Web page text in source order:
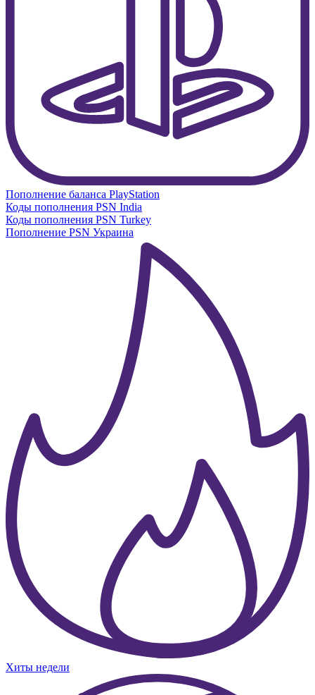
Пополнение баланса PlayStation
Коды пополнения PSN India
Коды пополнения PSN Turkey
Пополнение PSN Украина
Хиты недели